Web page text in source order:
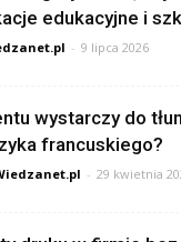
edukacyjne i
- 9 lipca 2026
wystarczy do
francuskiego?
- 29 kwietnia